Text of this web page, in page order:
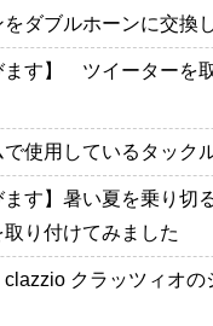
ダブルホーンに交換
ます】 ツイーターを
使用しているタック
ます】暑い夏を乗り切
り付けてみました
clazzio クラッツィオ